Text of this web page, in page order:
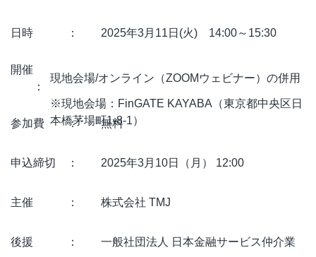
日時 ： 2025年3月11日(火) 14:00～15:30
開催
：
現地会場/オンライン（ZOOMウェビナー）の併用
※現地会場：FinGATE KAYABA（東京都中央区日
本橋茅場町1-8-1）
参加費 ： 無料
申込締切 ： 2025年3月10日（月） 12:00
主催 ： 株式会社 TMJ
後援 ： 一般社団法人 日本金融サービス仲介業